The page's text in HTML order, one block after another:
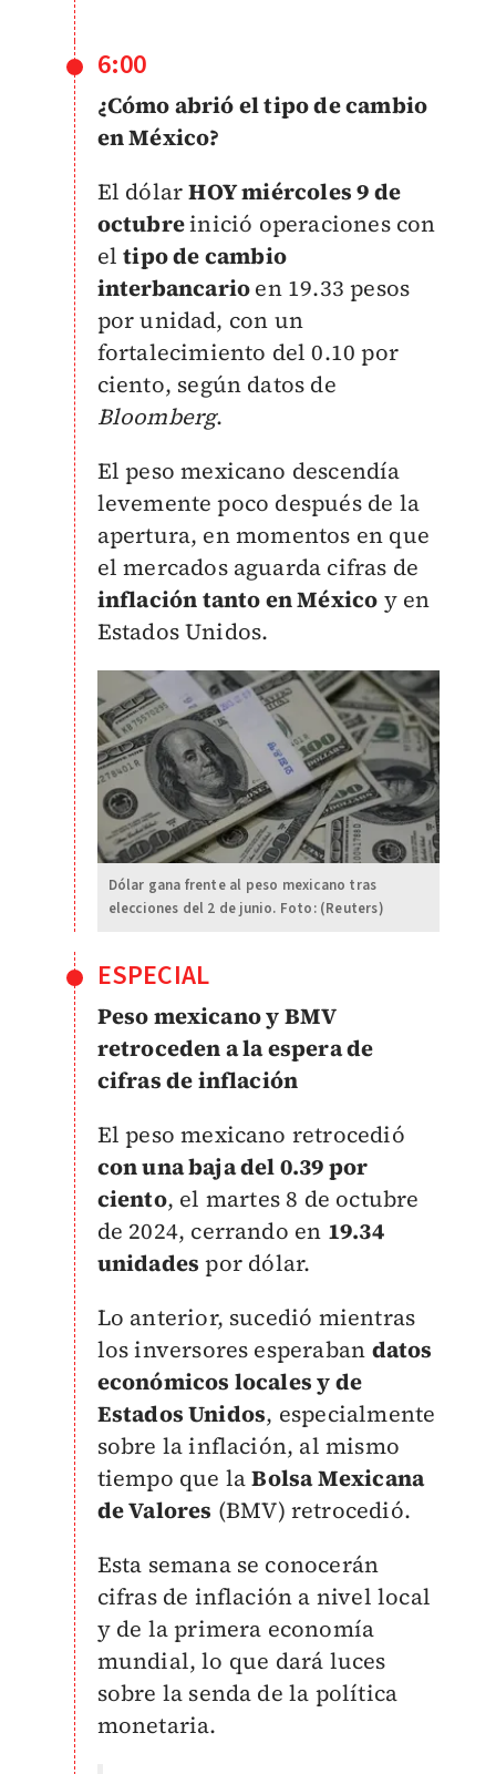
6:00
¿Cómo abrió el tipo de cambio
en México?
El dólarHOY miércoles 9 de
octubreinició operaciones con
eltipo de cambio
interbancarioen 19.33 pesos
por unidad, con un
fortalecimiento del 0.10 por
ciento, según datos de
Bloomberg.
El peso mexicano descendía
levemente poco después de la
apertura, en momentos en que
el mercados aguarda cifras de
inflación tanto en México y en
Estados Unidos.
Dólar gana frente al peso mexicano tras
elecciones del 2 de junio. Foto: (Reuters)
ESPECIAL
Peso mexicano y BMV
retroceden a la espera de
cifras de inflación
El peso mexicano retrocedió
con una baja del 0.39 por
ciento, el martes 8 de octubre
de 2024, cerrando en 19.34
unidades por dólar.
Lo anterior, sucedió mientras
los inversores esperaban datos
económicos locales y de
Estados Unidos, especialmente
sobre la inflación, al mismo
tiempo que laBolsa Mexicana
de Valores (BMV) retrocedió.
Esta semana se conocerán
cifras de inflación a nivel local
y de la primera economía
mundial, lo que dará luces
sobre la senda de la política
monetaria.